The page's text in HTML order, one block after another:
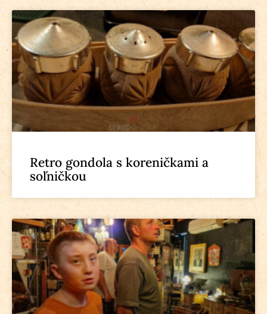
Retro gondola s koreničkami a
soľničkou